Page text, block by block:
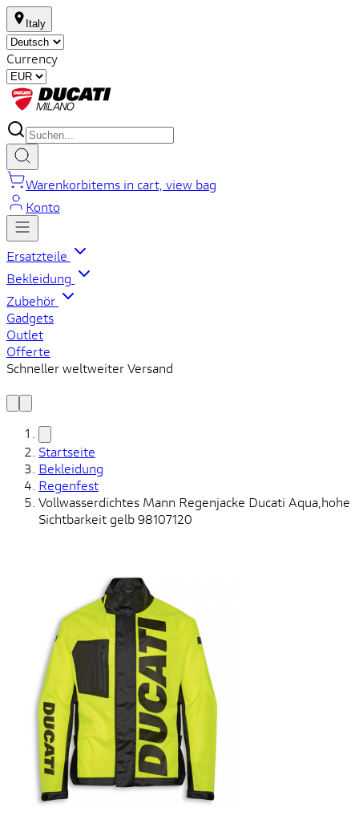
Italy
Currency
Warenkorbitems in cart, view bag
Konto
Ersatzteile
Bekleidung
Zubehör
Gadgets
Outlet
Offerte
Schneller weltweiter Versand
Startseite
Bekleidung
Regenfest
Vollwasserdichtes Mann Regenjacke Ducati Aqua,hohe
Sichtbarkeit gelb 98107120